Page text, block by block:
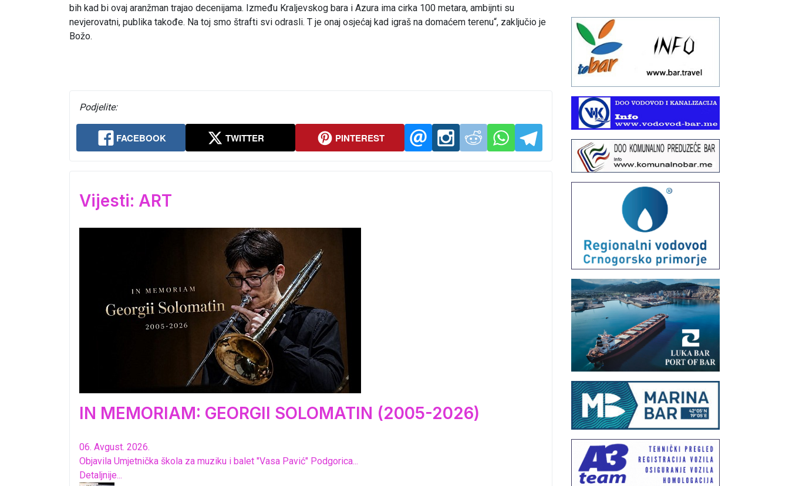
bih kad bi ovaj aranžman trajao decenijama. Između Kraljevskog bara i Azura ima cirka 100 metara, ambijnti su
nevjerovatni, publika takođe. Na toj smo štrafti svi odrasli. T je onaj osjećaj kad igraš na domaćem terenu“, zaključio je
Božo.
Podjelite:
FACEBOOK TWITTER PINTEREST
Vijesti: ART
IN MEMORIAM: GEORGII SOLOMATIN (2005-2026)
06. Avgust. 2026.
Objavila Umjetnička škola za muziku i balet "Vasa Pavić" Podgorica...
Detaljnije...